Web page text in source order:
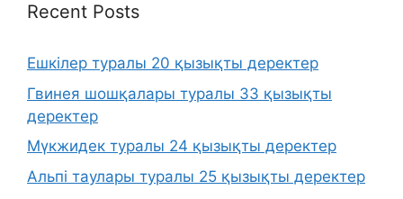
Recent Posts
Ешкілер туралы 20 қызықты деректер
Гвинея шошқалары туралы 33 қызықты
деректер
Мүкжидек туралы 24 қызықты деректер
Альпі таулары туралы 25 қызықты деректер